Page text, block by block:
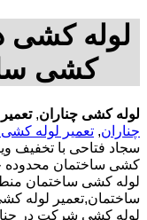
لوله کشی
کشی
لوله کشی چناران,
چناران, تعمیر لوله
سجاد فتاحی با تخفیف
کشی ساختمان محدوده
لوله کشی ساختمان
ساختمان,تعمیر لوله
لوله کشی شرکت در